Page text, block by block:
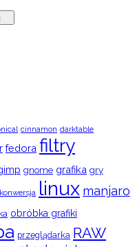
cinnamon darktable
fedora filtry
gnome grafika gry
konwersja linux manjaro
obróbka grafiki
przeglądarka RAW